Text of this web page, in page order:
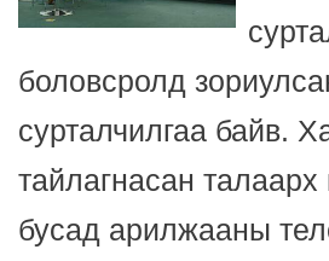
боловсролд
сурталчилгаа байв.
тайлагнасан
бусад арилжааны